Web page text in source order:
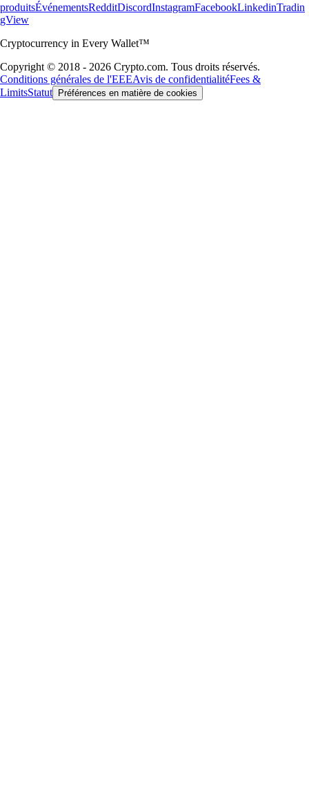
produitsÉvénementsRedditDiscordInstagramFacebookLinkedinTradin
gView
Cryptocurrency in Every Wallet™
Copyright © 2018 - 2026 Crypto.com. Tous droits réservés.
Conditions générales de l'EEEAvis de confidentialitéFees &
LimitsStatut Préférences en matière de cookies